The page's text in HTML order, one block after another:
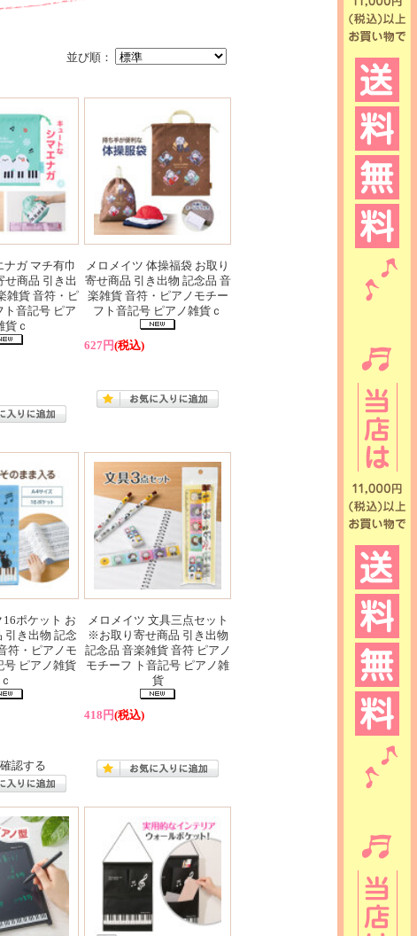
並び順：
ナガ マチ有巾
せ商品 引き出
雑貨 音符・ピ
ト音記号 ピア
貨ｃ
メロメイツ 体操福袋 お取り
寄せ商品 引き出物 記念品 音
楽雑貨 音符・ピアノモチー
フト音記号 ピアノ雑貨ｃ
627円(税込)
ポケット お
引き出物 記念
符・ピアノモ
号 ピアノ雑貨
ｃ
認する
メロメイツ 文具三点セット
※お取り寄せ商品 引き出物
記念品 音楽雑貨 音符 ピアノ
モチーフ ト音記号 ピアノ雑
貨
418円(税込)